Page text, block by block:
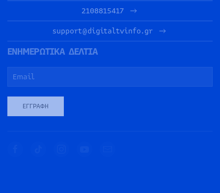
2108815417
support@digitaltvinfo.gr
ΕΝΗΜΕΡΩΤΙΚΑ ΔΕΛΤΙΑ
ΕΓΓΡΑΦΉ